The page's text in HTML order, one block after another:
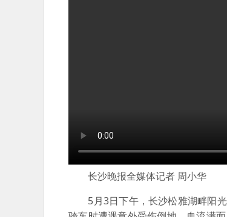
长沙晚报全媒体记者 周小华
5月3日下午，长沙松雅湖畔阳光